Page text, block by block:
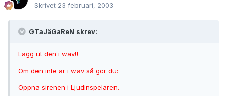
Skrivet 23 februari, 2003
GTaJäGaReN skrev:
Lägg ut den i wav!!
Om den inte är i wav så gör du:
Öppna sirenen i Ljudinspelaren.